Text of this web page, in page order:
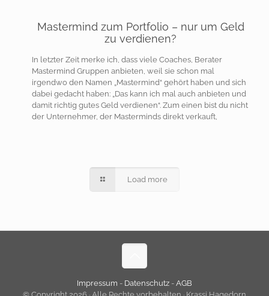
Mastermind zum Portfolio – nur um Geld
zu verdienen?
In letzter Zeit merke ich, dass viele Coaches, Berater
Mastermind Gruppen anbieten, weil sie schon mal
irgendwo den Namen „Mastermind“ gehört haben und sich
dabei gedacht haben: „Das kann ich mal auch anbieten und
damit richtig gutes Geld verdienen“. Zum einen bist du nicht
der Unternehmer, der Masterminds direkt verkauft,
Load more
Impressum - Datenschutz - AGB